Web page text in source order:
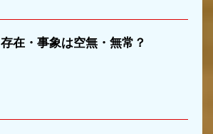
存在・事象は空無・無常？